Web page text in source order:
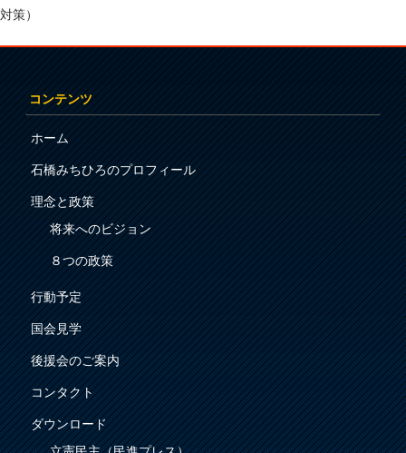
対策）
コンテンツ
ホーム
石橋みちひろのプロフィール
理念と政策
将来へのビジョン
８つの政策
行動予定
国会見学
後援会のご案内
コンタクト
ダウンロード